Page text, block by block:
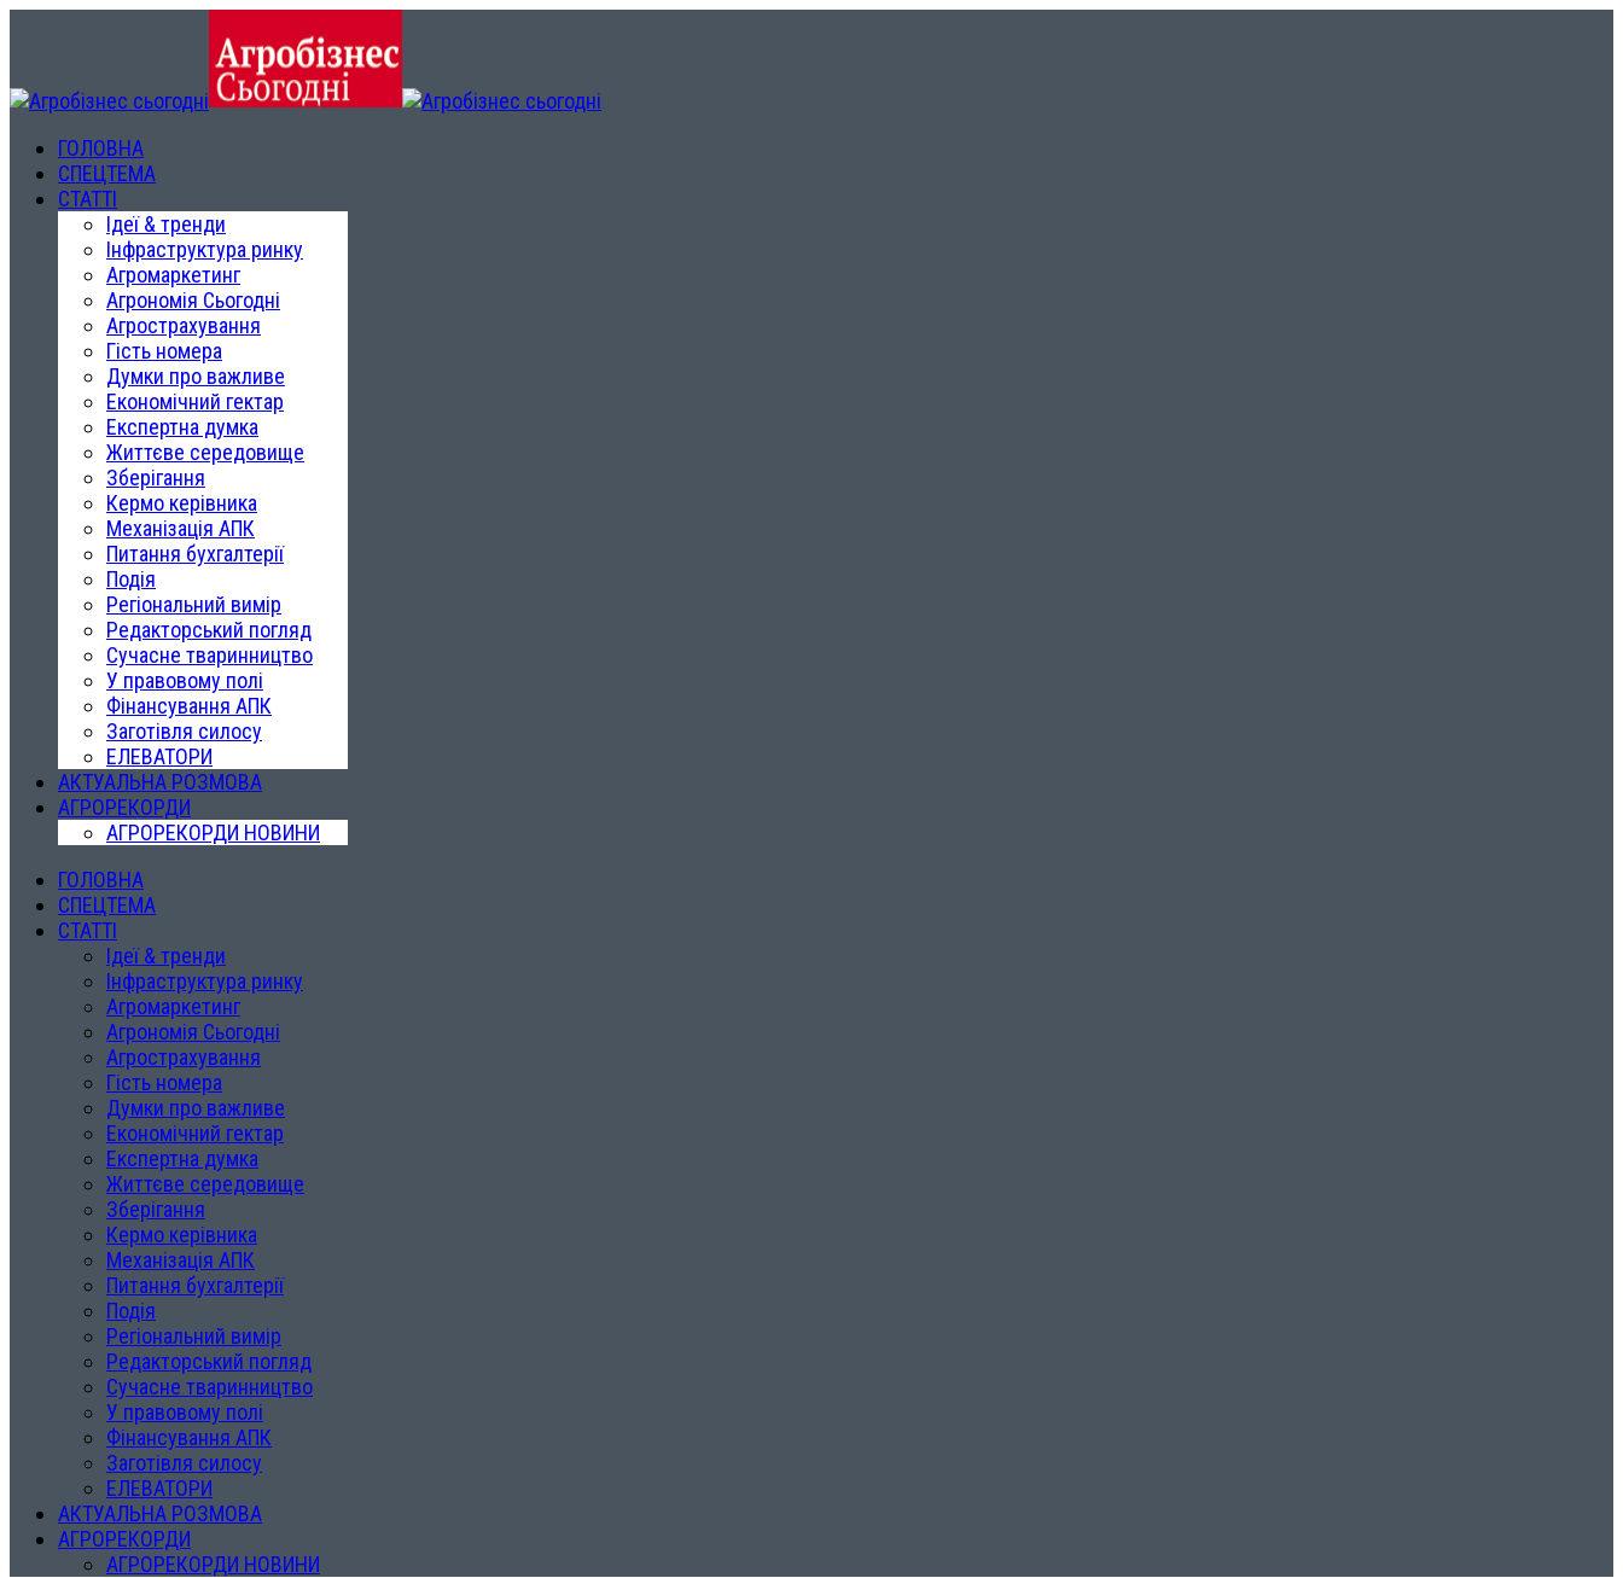
ГОЛОВНА
СПЕЦТЕМА
СТАТТІ
Ідеї & тренди
Інфраструктура ринку
Агромаркетинг
Агрономія Сьогодні
Агрострахування
Гість номера
Думки про важливе
Економічний гектар
Експертна думка
Життєве середовище
Зберігання
Кермо керівника
Механізація АПК
Питання бухгалтерії
Подія
Регіональний вимір
Редакторський погляд
Сучасне тваринництво
У правовому полі
Фінансування АПК
Заготівля силосу
ЕЛЕВАТОРИ
АКТУАЛЬНА РОЗМОВА
АГРОРЕКОРДИ
АГРОРЕКОРДИ НОВИНИ
ГОЛОВНА
СПЕЦТЕМА
СТАТТІ
Ідеї & тренди
Інфраструктура ринку
Агромаркетинг
Агрономія Сьогодні
Агрострахування
Гість номера
Думки про важливе
Економічний гектар
Експертна думка
Життєве середовище
Зберігання
Кермо керівника
Механізація АПК
Питання бухгалтерії
Подія
Регіональний вимір
Редакторський погляд
Сучасне тваринництво
У правовому полі
Фінансування АПК
Заготівля силосу
ЕЛЕВАТОРИ
АКТУАЛЬНА РОЗМОВА
АГРОРЕКОРДИ
АГРОРЕКОРДИ НОВИНИ